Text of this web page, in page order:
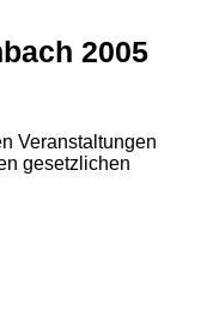
3
2005
Veranstaltungen
gesetzlichen